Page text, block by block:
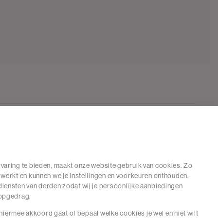
te bieden, maakt onze website gebruik van cookies. Zo
en kunnen we je instellingen en voorkeuren onthouden.
van derden zodat wij je persoonlijke aanbiedingen
akkoord gaat of bepaal welke cookies je wel en niet wilt